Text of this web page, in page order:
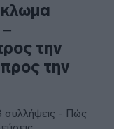
την
την
συλλήψεις - Πώς